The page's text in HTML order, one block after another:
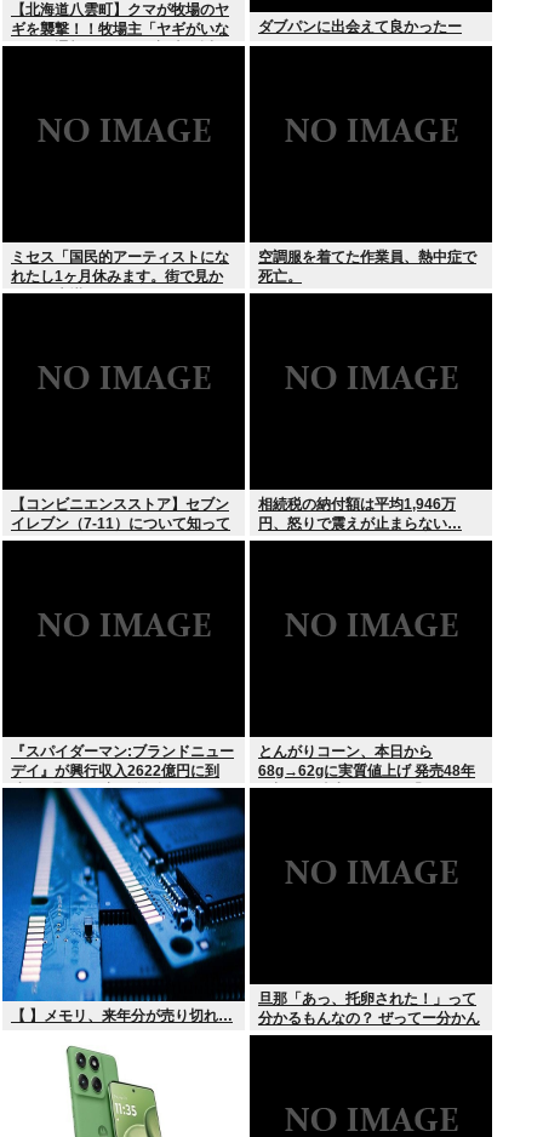
【北海道八雲町】クマが牧場のヤ
ギを襲撃！！牧場主「ヤギがいな
い」と通報、ドローン調査で近く
ダブパンに出会えて良かったー
ミセス「国民的アーティストにな
れたし1ヶ月休みます。街で見か
けても声掛けないでね」
空調服を着てた作業員、熱中症で
死亡。
【コンビニエンスストア】セブン
イレブン（7-11）について知って
いること
相続税の納付額は平均1,946万
円、怒りで震えが止まらない…
『スパイダーマン:ブランドニュー
デイ』が興行収入2622億円に到
達！2週目も好調に推移へ
とんがりコーン、本日から
68g→62gに実質値上げ 発売48年
で初の箱縮小 メーカー「CO2も
【 】メモリ、来年分が売り切れ…
旦那「あっ、托卵された！」って
分かるもんなの？ ぜってー分かん
ないだろ。